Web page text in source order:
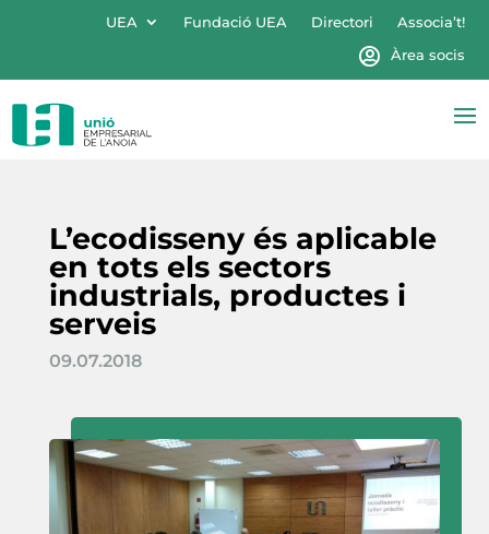
UEA Fundació UEA Directori
Associa’t!
Àrea socis
L’ecodisseny és aplicable
en tots els sectors
industrials, productes i
serveis
09.07.2018